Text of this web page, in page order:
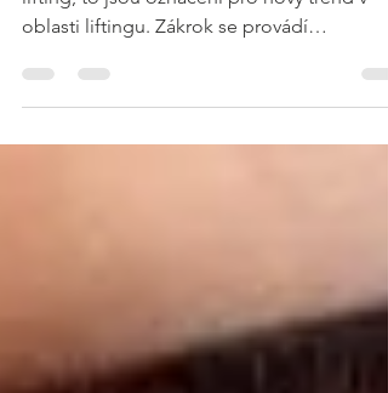
HIFU nebo také Hloubkový ultrazvukový
lifting, to jsou označení pro nový trend v
oblasti liftingu. Zákrok se provádí
ultrazvukovou...